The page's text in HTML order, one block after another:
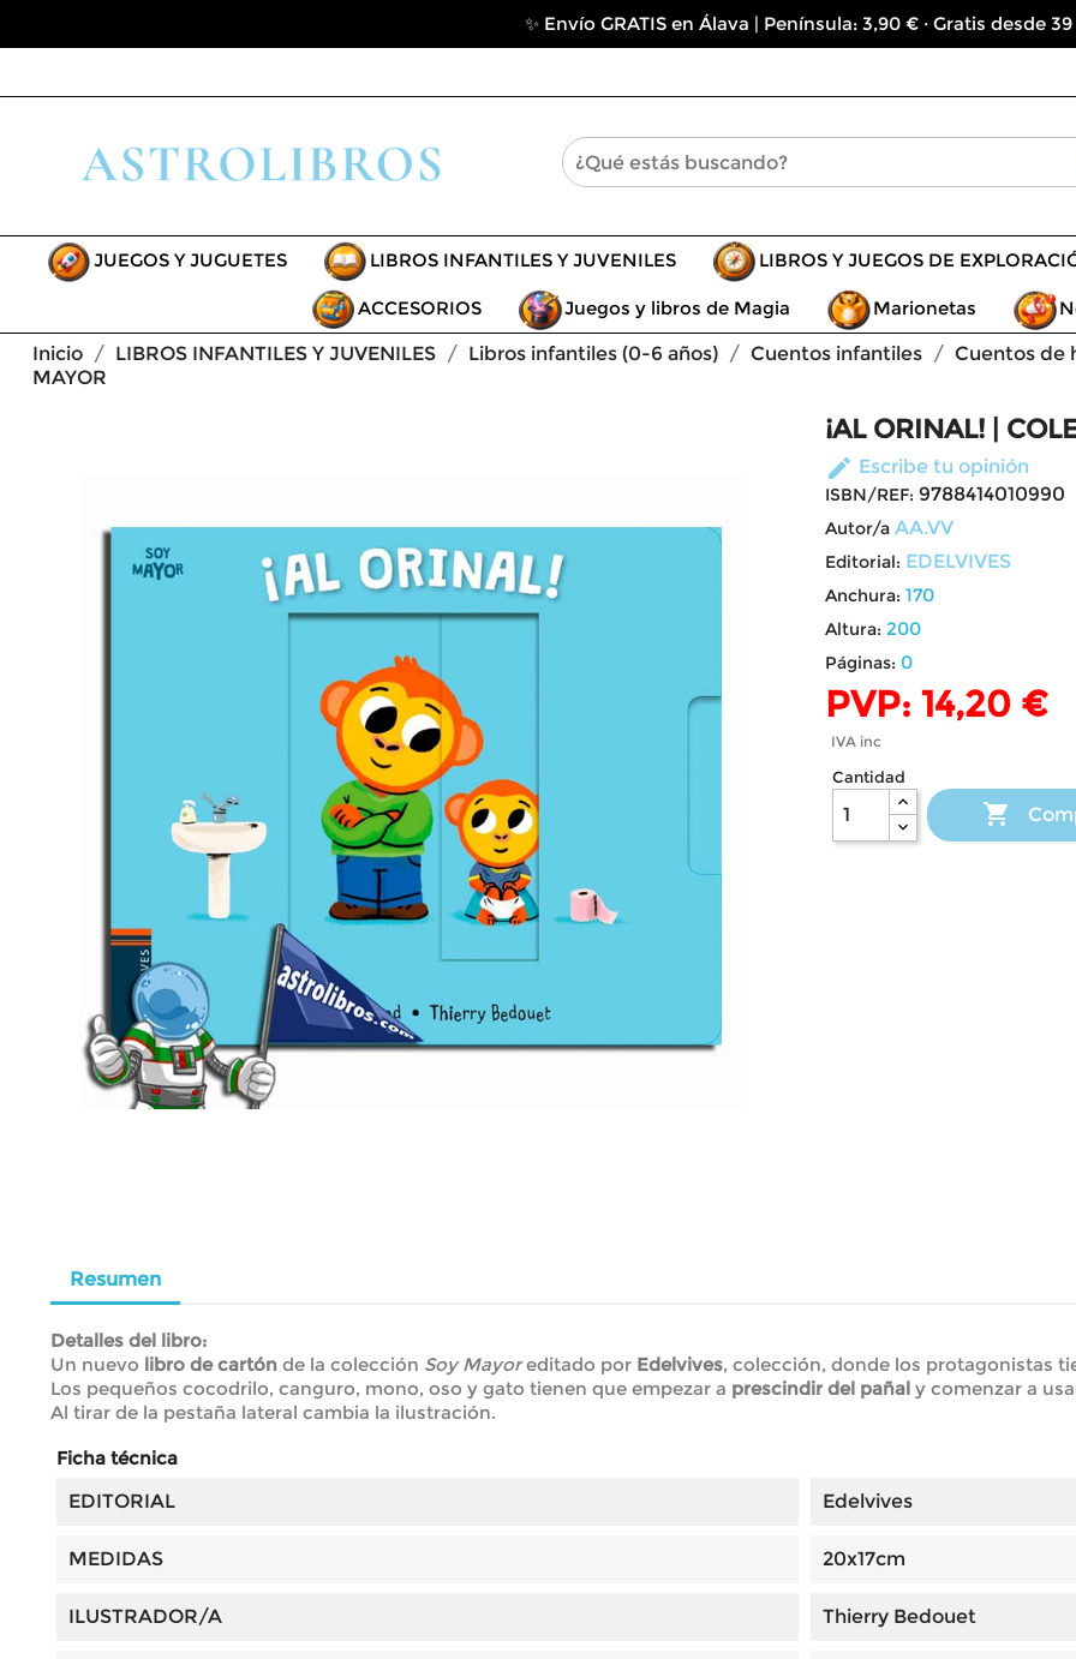
✨ Envío GRATIS en Álava | Península: 3,90 € · Gratis desde
JUEGOS Y JUGUETES LIBROS INFANTILES Y JUVENILES LIBROS Y JUEGOS DE
ACCESORIOS Juegos y libros de Magia Marionetas
Inicio
LIBROS INFANTILES Y JUVENILES Libros infantiles (0-6 años) Cuentos infantiles Cuentos de
MAYOR
¡AL ORINAL! |
edit Escribe tu opinión
ISBN/REF: 9788414010990
Autor/a AA.VV
Editorial: EDELVIVES
Anchura: 170
Altura: 200
Páginas: 0
PVP: 14,20 €
IVA inc
Cantidad

Resumen
Detalles del libro:
Un nuevo libro de cartón de la colección Soy Mayoreditado por Edelvives, colección, donde los protagonistas
Los pequeños cocodrilo, canguro, mono, oso y gato tienen que empezar a prescindir del pañal y comenzar a
Al tirar de la pestaña lateral cambia la ilustración.
Ficha técnica
EDITORIAL
Edelvives
MEDIDAS 20x17cm
ILUSTRADOR/A Thierry Bedouet